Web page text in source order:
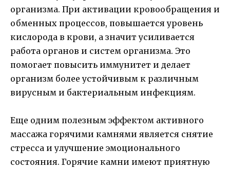
организма. При активации кровообращения и
обменных процессов, повышается уровень
кислорода в крови, а значит усиливается
работа органов и систем организма. Это
помогает повысить иммунитет и делает
организм более устойчивым к различным
вирусным и бактериальным инфекциям.
Еще одним полезным эффектом активного
массажа горячими камнями является снятие
стресса и улучшение эмоционального
состояния. Горячие камни имеют приятную